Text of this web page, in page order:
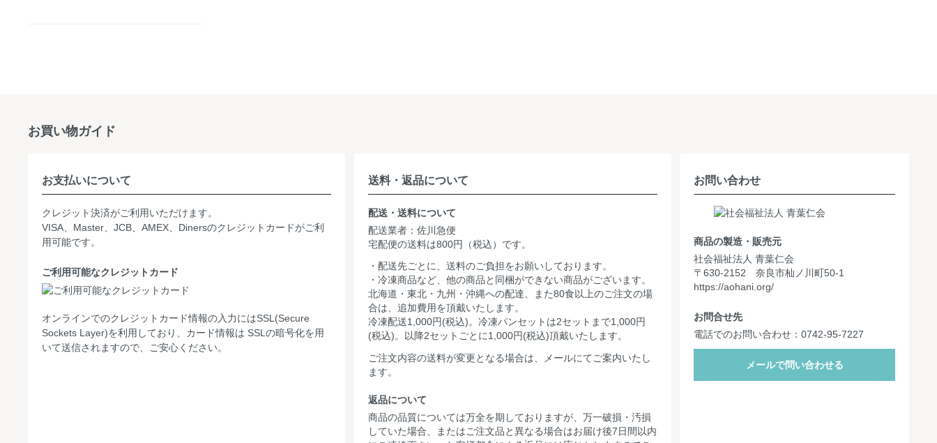
お買い物ガイド
お支払いについて
クレジット決済がご利用いただけます。
VISA、Master、JCB、AMEX、Dinersのクレジットカードがご利
用可能です。
ご利用可能なクレジットカード
オンラインでのクレジットカード情報の入力にはSSL(Secure
Sockets Layer)を利用しており、カード情報は SSLの暗号化を用
いて送信されますので、ご安心ください。
送料・返品について
配送・送料について
配送業者：佐川急便
宅配便の送料は800円（税込）です。
・配送先ごとに、送料のご負担をお願いしております。
・冷凍商品など、他の商品と同梱ができない商品がございます。
北海道・東北・九州・沖縄への配達、また80食以上のご注文の場
合は、追加費用を頂戴いたします。
冷凍配送1,000円(税込)。冷凍パンセットは2セットまで1,000円
(税込)。以降2セットごとに1,000円(税込)頂戴いたします。
ご注文内容の送料が変更となる場合は、メールにてご案内いたし
ます。
返品について
商品の品質については万全を期しておりますが、万一破損・汚損
していた場合、またはご注文品と異なる場合はお届け後7日間以内
お問い合わせ
商品の製造・販売元
社会福祉法人 青葉仁会
〒630-2152 奈良市杣ノ川町50-1
https://aohani.org/
お問合せ先
電話でのお問い合わせ：0742-95-7227
メールで問い合わせる